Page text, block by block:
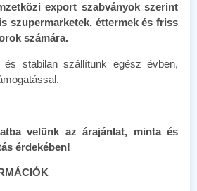
export szabványok szerint
szupermarketek, éttermek és friss
számára.
és stabilan szállítunk egész évben,
velünk az árajánlat, minta és
érdekében!